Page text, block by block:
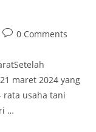
0 Comments
maret 2024 yang
rata usaha tani
…